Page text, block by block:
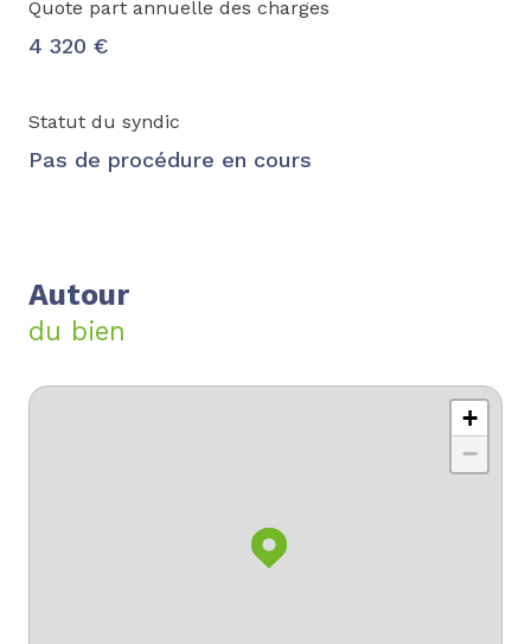
Quote part annuelle des charges
4 320 €
Statut du syndic
Pas de procédure en cours
Autour
du bien
+
−